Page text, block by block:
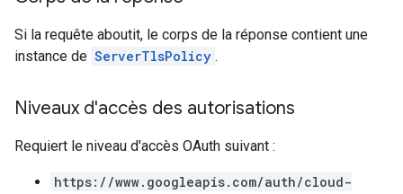
Si la requête aboutit, le corps de la réponse contient une
instance de ServerTlsPolicy .
Niveaux d'accès des autorisations
Requiert le niveau d'accès OAuth suivant :
https://www.googleapis.com/auth/cloud-